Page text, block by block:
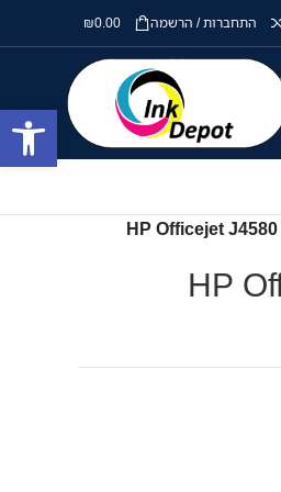
התחברות / הרשמה ₪0.00
פתח